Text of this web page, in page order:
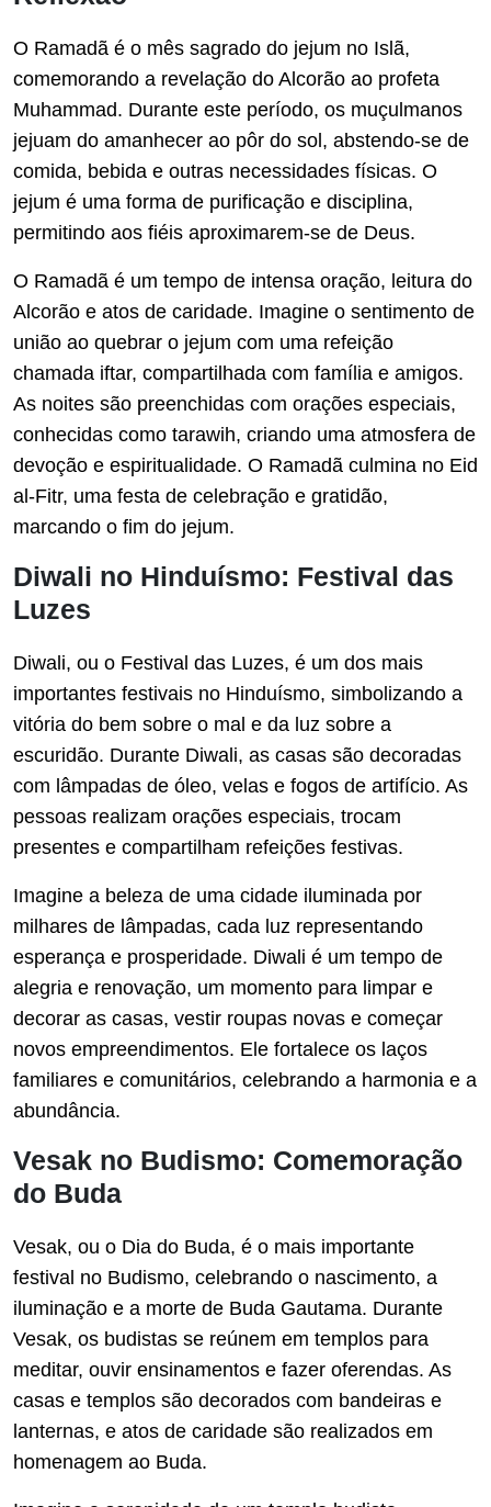
O Ramadã é o mês sagrado do jejum no Islã,
comemorando a revelação do Alcorão ao profeta
Muhammad. Durante este período, os muçulmanos
jejuam do amanhecer ao pôr do sol, abstendo-se de
comida, bebida e outras necessidades físicas. O
jejum é uma forma de purificação e disciplina,
permitindo aos fiéis aproximarem-se de Deus.
O Ramadã é um tempo de intensa oração, leitura do
Alcorão e atos de caridade. Imagine o sentimento de
união ao quebrar o jejum com uma refeição
chamada iftar, compartilhada com família e amigos.
As noites são preenchidas com orações especiais,
conhecidas como tarawih, criando uma atmosfera de
devoção e espiritualidade. O Ramadã culmina no Eid
al-Fitr, uma festa de celebração e gratidão,
marcando o fim do jejum.
Diwali no Hinduísmo: Festival das
Luzes
Diwali, ou o Festival das Luzes, é um dos mais
importantes festivais no Hinduísmo, simbolizando a
vitória do bem sobre o mal e da luz sobre a
escuridão. Durante Diwali, as casas são decoradas
com lâmpadas de óleo, velas e fogos de artifício. As
pessoas realizam orações especiais, trocam
presentes e compartilham refeições festivas.
Imagine a beleza de uma cidade iluminada por
milhares de lâmpadas, cada luz representando
esperança e prosperidade. Diwali é um tempo de
alegria e renovação, um momento para limpar e
decorar as casas, vestir roupas novas e começar
novos empreendimentos. Ele fortalece os laços
familiares e comunitários, celebrando a harmonia e a
abundância.
Vesak no Budismo: Comemoração
do Buda
Vesak, ou o Dia do Buda, é o mais importante
festival no Budismo, celebrando o nascimento, a
iluminação e a morte de Buda Gautama. Durante
Vesak, os budistas se reúnem em templos para
meditar, ouvir ensinamentos e fazer oferendas. As
casas e templos são decorados com bandeiras e
lanternas, e atos de caridade são realizados em
homenagem ao Buda.